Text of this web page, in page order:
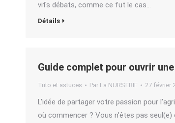
vifs débats, comme ce fut le cas…
Détails
Guide complet pour ouvrir
Tuto et astuces Par La NURSERIE 27 février
L’idée de partager votre passion pour
où commencer ? Vous n’êtes pas